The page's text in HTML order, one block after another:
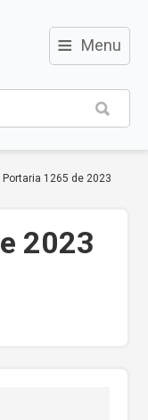
≡ Menu
Portaria 1265 de 2023
2023